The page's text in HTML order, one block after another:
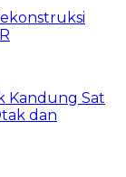
Kandung Sat
dan